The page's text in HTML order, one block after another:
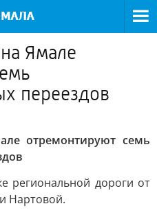
Ямале
переездов
отремонтируют семь
региональной дороги от
Нартовой.